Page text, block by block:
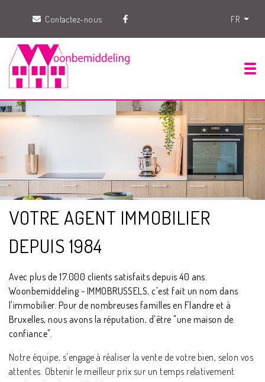
Contactez-nous FR
VOTRE AGENT IMMOBILIER
DEPUIS 1984
Avec plus de 17.000 clients satisfaits depuis 40 ans.
Woonbemiddeling - IMMOBRUSSELS, c'est fait un nom dans
l'immobilier. Pour de nombreuses familles en Flandre et à
Bruxelles, nous avons la réputation, d'être "une maison de
confiance".
Notre équipe, s'engage à réaliser la vente de votre bien, selon vos
attentes. Obtenir le meilleur prix sur un temps relativement